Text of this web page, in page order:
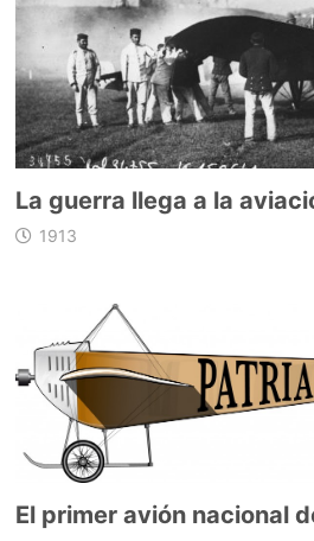
La guerra llega a la
1913
El primer avión nacional